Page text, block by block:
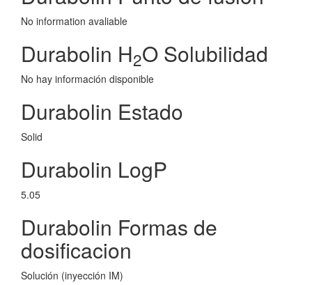
No information avaliable
Durabolin H2O Solubilidad
No hay información disponible
Durabolin Estado
Solid
Durabolin LogP
5.05
Durabolin Formas de
dosificacion
Solución (inyección IM)